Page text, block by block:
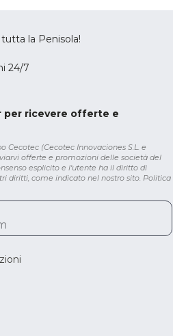
la Penisola!
24/7
per ricevere offerte e
(Cecotec Innovaciones S.L. e
offerte e promozioni delle società del
esplicito e l'utente ha il diritto di
diritti, come indicato nel nostro sito. Politica